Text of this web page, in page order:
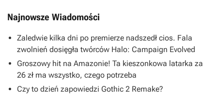
Najnowsze Wiadomości
Zaledwie kilka dni po premierze nadszedł cios. Fala
zwolnień dosięgła twórców Halo: Campaign Evolved
Groszowy hit na Amazonie! Ta kieszonkowa latarka za
26 zł ma wszystko, czego potrzeba
Czy to dzień zapowiedzi Gothic 2 Remake?